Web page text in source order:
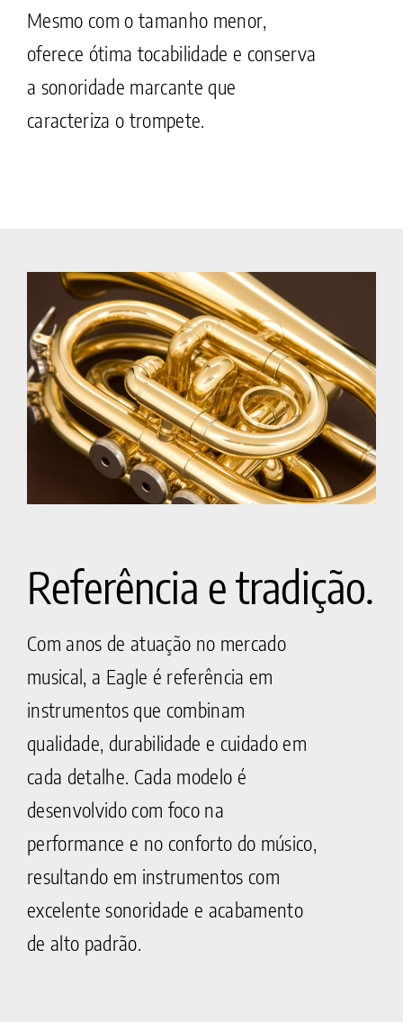
Mesmo com o tamanho menor,
oferece ótima tocabilidade e conserva
a sonoridade marcante que
caracteriza o trompete.
Referência e tradição.
Com anos de atuação no mercado
musical, a Eagle é referência em
instrumentos que combinam
qualidade, durabilidade e cuidado em
cada detalhe. Cada modelo é
desenvolvido com foco na
performance e no conforto do músico,
resultando em instrumentos com
excelente sonoridade e acabamento
de alto padrão.